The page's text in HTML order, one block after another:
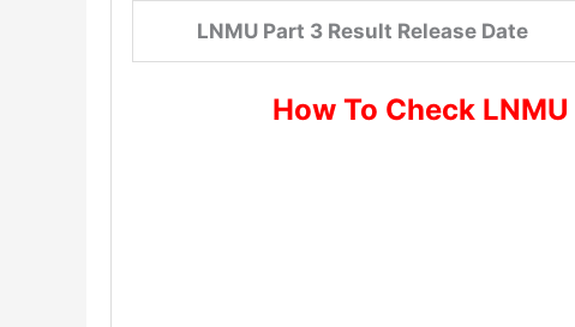
LNMU Part 3 Result Release Date
How To Check